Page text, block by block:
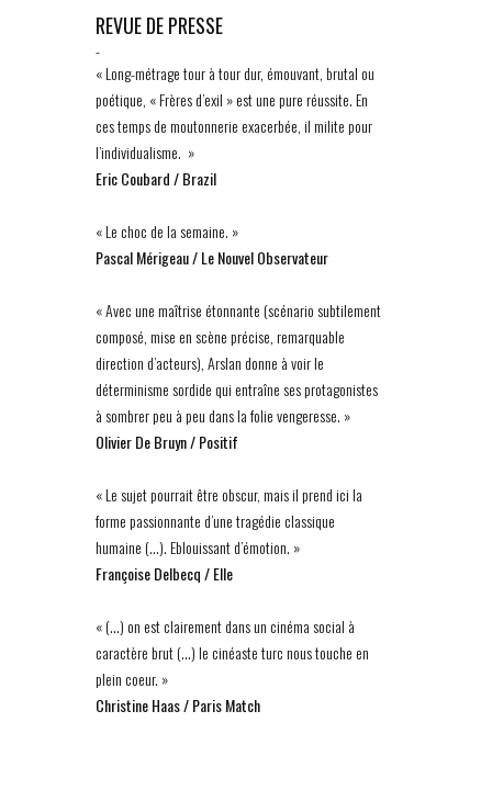
REVUE DE PRESSE
-
« Long-métrage tour à tour dur, émouvant, brutal ou
poétique, « Frères d’exil » est une pure réussite. En
ces temps de moutonnerie exacerbée, il milite pour
l’individualisme. »
Eric Coubard / Brazil
« Le choc de la semaine. »
Pascal Mérigeau / Le Nouvel Observateur
« Avec une maîtrise étonnante (scénario subtilement
composé, mise en scène précise, remarquable
direction d’acteurs), Arslan donne à voir le
déterminisme sordide qui entraîne ses protagonistes
à sombrer peu à peu dans la folie vengeresse. »
Olivier De Bruyn / Positif
« Le sujet pourrait être obscur, mais il prend ici la
forme passionnante d’une tragédie classique
humaine (…). Eblouissant d’émotion. »
Françoise Delbecq / Elle
« (…) on est clairement dans un cinéma social à
caractère brut (…) le cinéaste turc nous touche en
plein coeur. »
Christine Haas / Paris Match